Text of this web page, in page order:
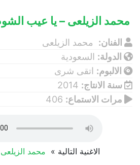
محمد الزيلعى – يا عيب
الفنان:
محمد الزيلعى
الدولة: السعودية
الالبوم: اتقى شرى
سنة الانتاج: 2014
مرات الاستماع:
الاغنية التالية » محمد